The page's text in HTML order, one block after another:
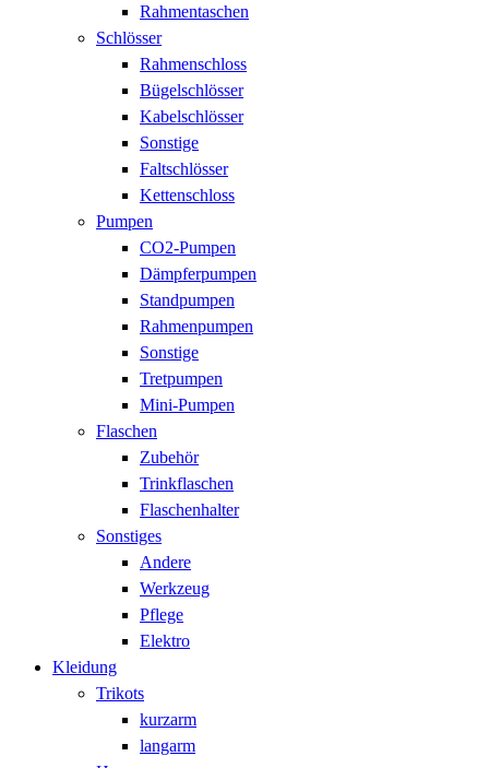
Rahmentaschen
Schlösser
Rahmenschloss
Bügelschlösser
Kabelschlösser
Sonstige
Faltschlösser
Kettenschloss
Pumpen
CO2-Pumpen
Dämpferpumpen
Standpumpen
Rahmenpumpen
Sonstige
Tretpumpen
Mini-Pumpen
Flaschen
Zubehör
Trinkflaschen
Flaschenhalter
Sonstiges
Andere
Werkzeug
Pflege
Elektro
Kleidung
Trikots
kurzarm
langarm